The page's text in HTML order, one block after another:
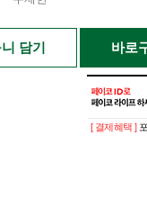
담기 바로
[ 결제혜택 ]